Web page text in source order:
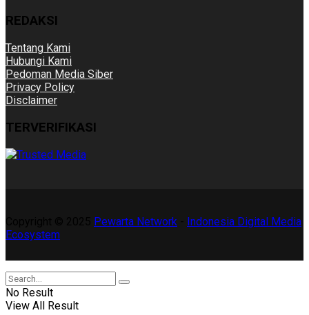
REDAKSI
Tentang Kami
Hubungi Kami
Pedoman Media Siber
Privacy Policy
Disclaimer
TERVERIFIKASI
Pewarta Network
Indonesia Digital Media
Ecosystem
No Result
View All Result